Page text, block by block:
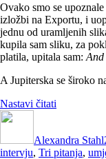
Ovako smo se
izložbi na Exportu, i
jednu od uramljenih
kupila sam sliku, za
platila, upitala sam: And
A Jupiterska se široko
Nastavi čitati
Jupiterska”
Alexandra Stahl
intervju, Tri pitanja,